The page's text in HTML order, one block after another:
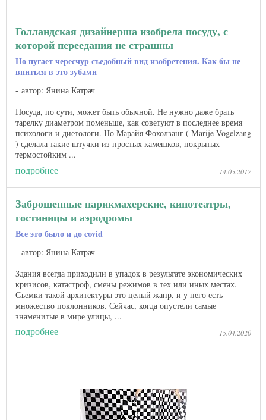
Голландская дизайнерша изобрела посуду, с
которой переедания не страшны
Но пугает чересчур съедобный вид изобретения. Как бы не
впиться в это зубами
автор: Янина Катрач
Посуда, по сути, может быть обычной. Не нужно даже брать
тарелку диаметром поменьше, как советуют в последнее время
психологи и диетологи. Но Марайя Фохолзанг ( Marije Vogelzang
) сделала такие штучки из простых камешков, покрытых
термостойким ...
подробнее 14.05.2017
Заброшенные парикмахерские, кинотеатры,
гостиницы и аэродромы
Все это было и до covid
автор: Янина Катрач
Здания всегда приходили в упадок в результате экономических
кризисов, катастроф, смены режимов в тех или иных местах.
Съемки такой архитектуры это целый жанр, и у него есть
множество поклонников. Сейчас, когда опустели самые
знаменитые в мире улицы, ...
подробнее 15.04.2020